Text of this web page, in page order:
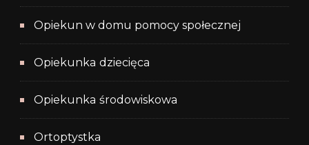
Opiekun w domu pomocy społecznej
Opiekunka dziecięca
Opiekunka środowiskowa
Ortoptystka